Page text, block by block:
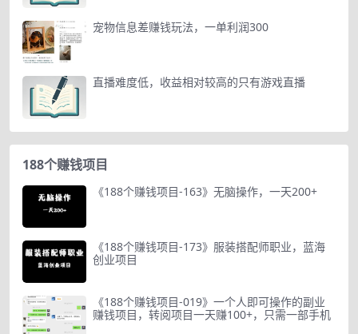
宠物信息差赚钱玩法，一单利润300
直播难度低，收益相对较高的只有游戏直播
188个赚钱项目
《188个赚钱项目-163》无脑操作，一天200+
《188个赚钱项目-173》服装搭配师职业，蓝海
创业项目
《188个赚钱项目-019》一个人即可操作的副业
赚钱项目，转阅项目一天赚100+，只需一部手机